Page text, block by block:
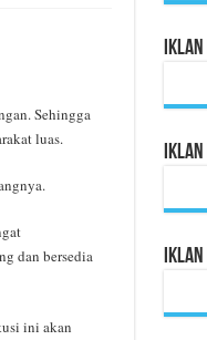
Sehingga
luas.
dan bersedia
ini akan
Iklan
Iklan
Iklan